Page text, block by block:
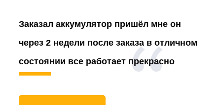
Заказал аккумулятор пришёл мне он
через 2 недели после заказа в отличном
состоянии все работает прекрасно